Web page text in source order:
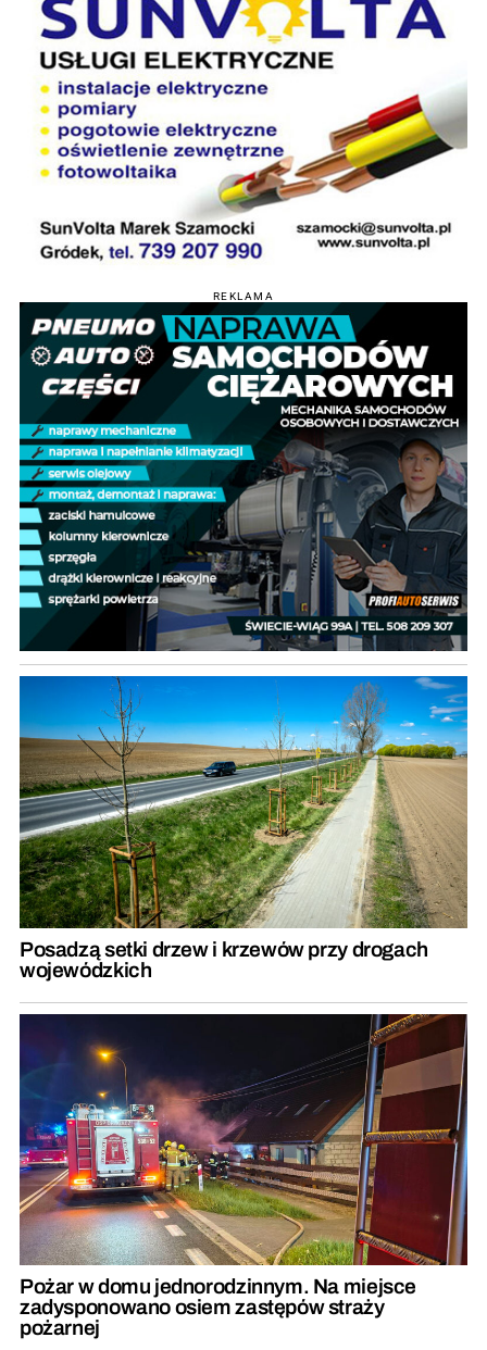
REKLAMA
Posadzą setki drzew i krzewów przy drogach
wojewódzkich
Pożar w domu jednorodzinnym. Na miejsce
zadysponowano osiem zastępów straży
pożarnej